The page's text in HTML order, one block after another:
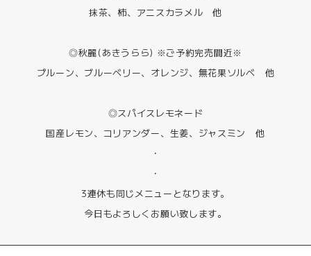
抹茶、柿、アニスカラメル 他
◎秋麗(あきうらら) ※ご予約完売間近※
プルーン、ブルーベリー、オレンジ、無花果ソルベ 他
◎スパイスレモネード
国産レモン、コリアンダー、生姜、ジャスミン 他
・
・
3連休も同じメニューとなります。
今日もよろしくお願い致します。